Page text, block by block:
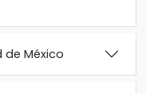
México